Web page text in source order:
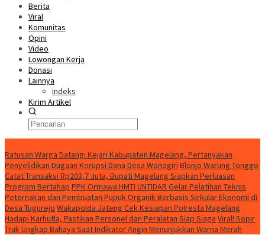
Berita
Viral
Komunitas
Opini
Video
Lowongan Kerja
Donasi
Lainnya
Indeks
Kirim Artikel
Ratusan Warga Datangi Kejari Kabupaten Magelang, Pertanyakan
Penyelidikan Dugaan Korupsi Dana Desa Wonogiri Blonjo Warung Tonggo
Catat Transaksi Rp203,7 Juta, Bupati Magelang Siapkan Perluasan
Program Bertahap PPK Ormawa HMTI UNTIDAR Gelar Pelatihan Teknis
Peternakan dan Pembuatan Pupuk Organik Berbasis Sirkular Ekonomi di
Desa Tugurejo Wakapolda Jateng Cek Kesiapan Polresta Magelang
Hadapi Karhutla, Pastikan Personel dan Peralatan Siap Siaga Viral! Sopir
Truk Ungkap Bahaya Saat Indikator Angin Menunjukkan Warna Merah